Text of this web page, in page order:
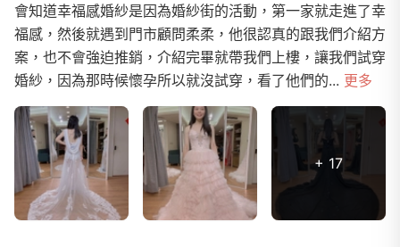
會知道幸福感婚紗是因為婚紗街的活動，第一家就走進了幸
福感，然後就遇到門市顧問柔柔，他很認真的跟我們介紹方
案，也不會強迫推銷，介紹完畢就帶我們上樓，讓我們試穿
婚紗，因為那時候懷孕所以就沒試穿，看了他們的... 更多
+ 17